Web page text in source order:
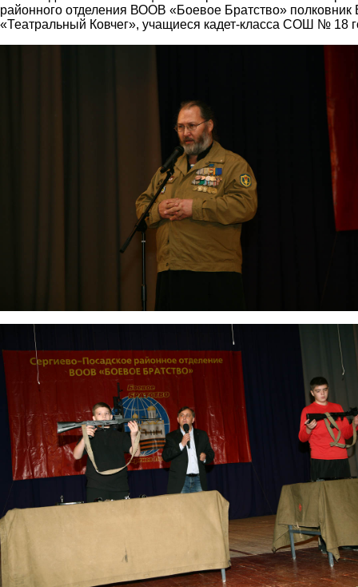
районного отделения ВООВ «Боевое Братство»
«Театральный Ковчег», учащиеся кадет-класса СОШ № 18